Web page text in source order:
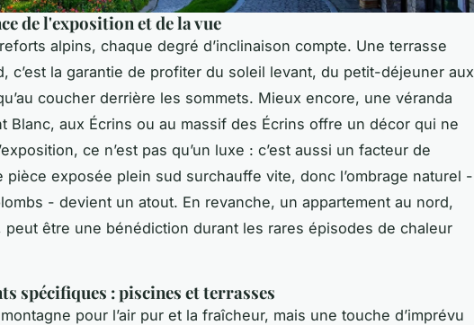
de l'exposition et de la vue
alpins, chaque degré d’inclinaison compte. Une terrasse
c’est la garantie de profiter du soleil levant, du petit-déjeuner aux
coucher derrière les sommets. Mieux encore, une véranda
Blanc, aux Écrins ou au massif des Écrins offre un décor qui ne
ce n’est pas qu’un luxe : c’est aussi un facteur de
pièce exposée plein sud surchauffe vite, donc l’ombrage naturel -
- devient un atout. En revanche, un appartement au nord,
peut être une bénédiction durant les rares épisodes de chaleur
spécifiques : piscines et terrasses
pour l’air pur et la fraîcheur, mais une touche d’imprévu